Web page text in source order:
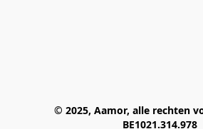
© 2025, Aamor, alle rechten
BE1021.314.978